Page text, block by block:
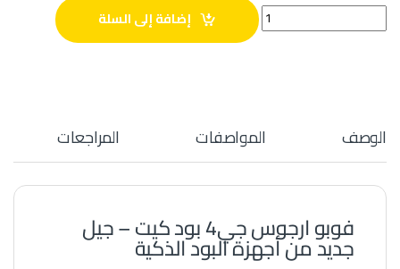
فوبو ارجوس جي4 بود كيت quantity إضافة إلى السلة
الوصف المواصفات المراجعات
فوبو ارجوس جي4 بود كيت – جيل
جديد من أجهزة البود الذكية